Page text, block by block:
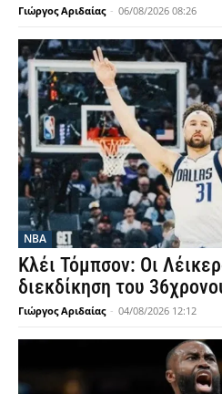
Γιώργος Αριδαίας - 06/08/2026 08:26
NBA
Κλέι Τόμπσον: Οι
διεκδίκηση του
Γιώργος Αριδαίας - 04/08/2026 12:12